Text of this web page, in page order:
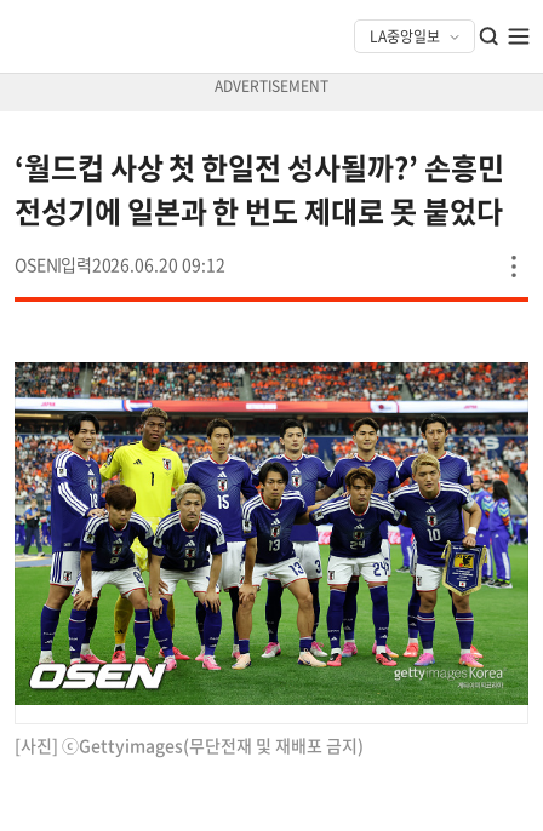
‘월드컵 사상 첫 한일전 성사될까?’ 손흥민
전성기에 일본과 한 번도 제대로 못 붙었다
OSEN 2026.06.20 09:12
[사진] ⓒGettyimages(무단전재 및 재배포 금지)